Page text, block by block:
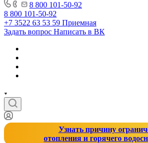
8 800 101-50-92
8 800 101-50-92
+7 3522 63 53 59 Приемная
Задать вопрос Написать в ВК
Узнать причину
отопления и горячего